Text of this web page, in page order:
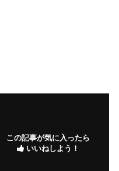
この記事が気に入ったら
いいねしよう！